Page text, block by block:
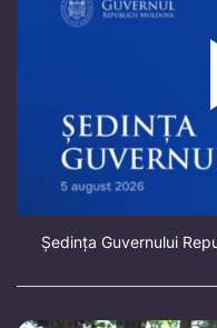
Ședința Guvernului